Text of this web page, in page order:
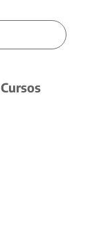
Cursos